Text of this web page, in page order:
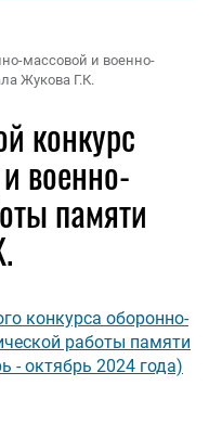
массовой и военно-
Жукова Г.К.
конкурс
военно-
памяти
конкурса оборонно-
работы памяти
- октябрь 2024 года)